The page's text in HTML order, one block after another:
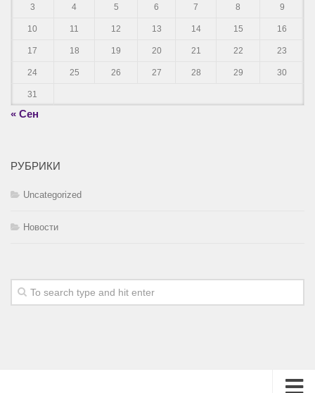
3 4 5 6 7 8 9
10 11 12 13 14 15 16
17 18 19 20 21 22 23
24 25 26 27 28 29 30
31
« Сен
РУБРИКИ
Uncategorized
Новости